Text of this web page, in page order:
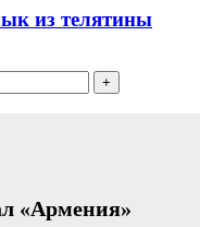
из телятины
«Армения»